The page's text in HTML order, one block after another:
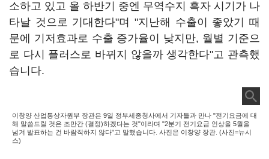
소하고 있고 올 하반기 중엔 무역수지 흑자 시기가 나
타날 것으로 기대한다"며 "지난해 수출이 좋았기 때
문에 기저효과로 수출 증가율이 낮지만, 월별 기준으
로 다시 플러스로 바뀌지 않을까 생각한다"고 관측했
습니다.
이창양 산업통상자원부 장관은 9일 정부세종청사에서 기자들과 만나 "전기요금에 대
해 말씀드릴 것은 조만간 (결정)하겠다는 것"이라며 "2분기 전기요금 인상을 5월을
넘겨 발표하는 건 바람직하지 않다"고 말했습니다. 사진은 이창양 장관. (사진=뉴시
스)